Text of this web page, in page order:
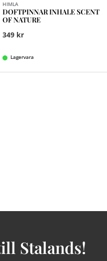
HIMLA
DOFTPINNAR INHALE SCENT
OF NATURE
349 kr
Lagervara
Stalands!